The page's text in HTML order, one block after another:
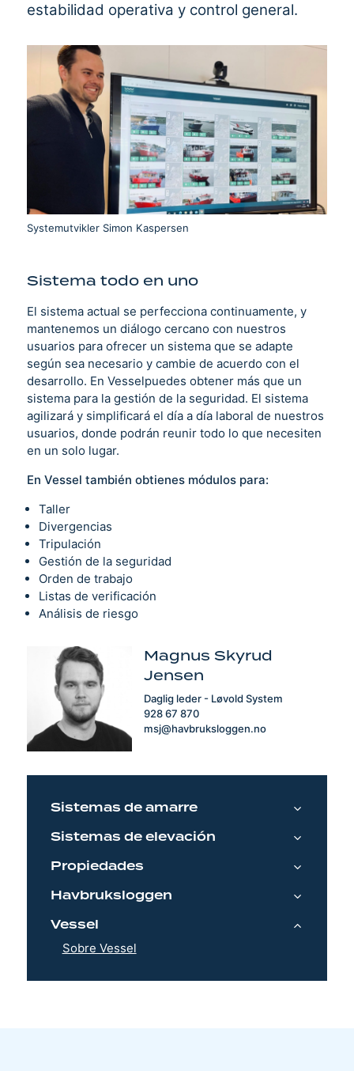
estabilidad operativa y control general.
Systemutvikler Simon Kaspersen
Sistema todo en uno
El sistema actual se perfecciona continuamente, y
mantenemos un diálogo cercano con nuestros
usuarios para ofrecer un sistema que se adapte
según sea necesario y cambie de acuerdo con el
desarrollo. En Vesselpuedes obtener más que un
sistema para la gestión de la seguridad. El sistema
agilizará y simplificará el día a día laboral de nuestros
usuarios, donde podrán reunir todo lo que necesiten
en un solo lugar.
En Vessel también obtienes módulos para:
Taller
Divergencias
Tripulación
Gestión de la seguridad
Orden de trabajo
Listas de verificación
Análisis de riesgo
Magnus Skyrud
Jensen
Daglig leder - Løvold System
928 67 870
msj@havbruksloggen.no
Sistemas de amarre
Sistemas de elevación
Propiedades
Havbruksloggen
Vessel
Sobre Vessel